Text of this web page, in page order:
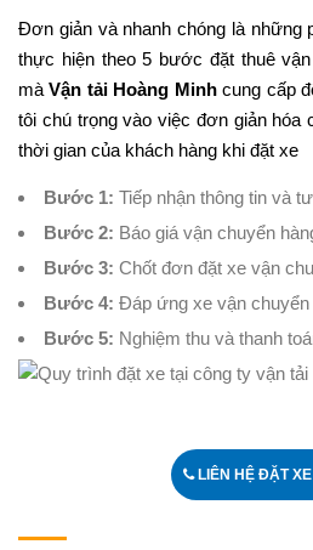
Đơn giản và nhanh chóng là những
thực hiện theo 5 bước đặt thuê
màVận tải Hoàng Minhcung cấp
tôi chú trọng vào việc đơn giản hóa
thời gian của khách hàng khi đặt xe
Bước 1: Tiếp nhận thông tin và
Bước 2: Báo giá vận chuyển
Bước 3: Chốt đơn đặt xe vận
Bước 4: Đáp ứng xe vận chuyển
Bước 5: Nghiệm thu và thanh
LIÊN HỆ ĐẶT XE